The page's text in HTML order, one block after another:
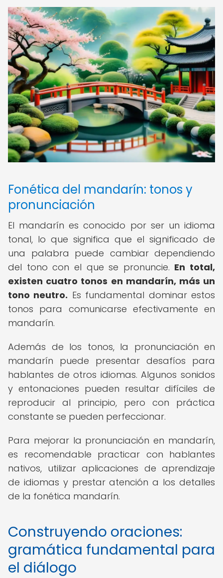
Fonética del mandarín: tonos y
pronunciación
El mandarín es conocido por ser un idioma
tonal, lo que significa que el significado de
una palabra puede cambiar dependiendo
del tono con el que se pronuncie. En total,
existen cuatro tonos en mandarín, más un
tono neutro. Es fundamental dominar estos
tonos para comunicarse efectivamente en
mandarín.
Además de los tonos, la pronunciación en
mandarín puede presentar desafíos para
hablantes de otros idiomas. Algunos sonidos
y entonaciones pueden resultar difíciles de
reproducir al principio, pero con práctica
constante se pueden perfeccionar.
Para mejorar la pronunciación en mandarín,
es recomendable practicar con hablantes
nativos, utilizar aplicaciones de aprendizaje
de idiomas y prestar atención a los detalles
de la fonética mandarín.
Construyendo oraciones:
gramática fundamental para
el diálogo